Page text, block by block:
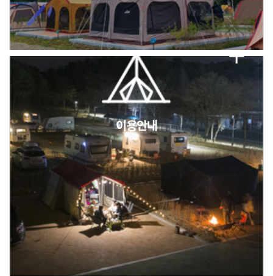
2026년 5월 캠핑장 안점 점검의 날 변경 안내
캠핑장(9월1일~6일) 미운영 공지
2026년 5월 캠핑장 안점 점검의 날 변경 안내
캠핑장(9월1일~6일) 미운영 공지
[6/1]전산시스템 점검 및 안정화에 따른 서비스 이용 제한 안내
이용안내